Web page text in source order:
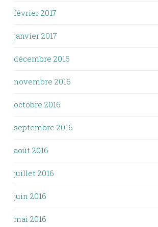
février 2017
janvier 2017
décembre 2016
novembre 2016
octobre 2016
septembre 2016
août 2016
juillet 2016
juin 2016
mai 2016